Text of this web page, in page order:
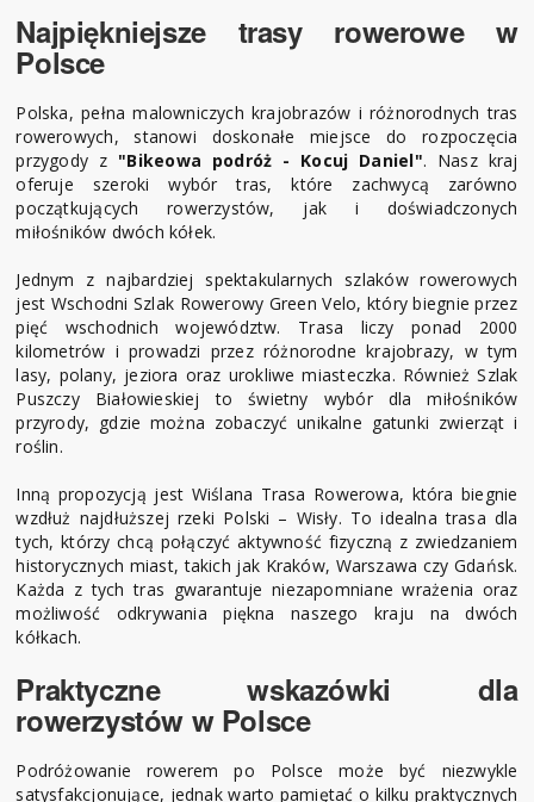
Najpiękniejsze trasy rowerowe w
Polsce
Polska, pełna malowniczych krajobrazów i różnorodnych tras
rowerowych, stanowi doskonałe miejsce do rozpoczęcia
przygody z "Bikeowa podróż - Kocuj Daniel". Nasz kraj
oferuje szeroki wybór tras, które zachwycą zarówno
początkujących rowerzystów, jak i doświadczonych
miłośników dwóch kółek.
Jednym z najbardziej spektakularnych szlaków rowerowych
jest Wschodni Szlak Rowerowy Green Velo, który biegnie przez
pięć wschodnich województw. Trasa liczy ponad 2000
kilometrów i prowadzi przez różnorodne krajobrazy, w tym
lasy, polany, jeziora oraz urokliwe miasteczka. Również Szlak
Puszczy Białowieskiej to świetny wybór dla miłośników
przyrody, gdzie można zobaczyć unikalne gatunki zwierząt i
roślin.
Inną propozycją jest Wiślana Trasa Rowerowa, która biegnie
wzdłuż najdłuższej rzeki Polski – Wisły. To idealna trasa dla
tych, którzy chcą połączyć aktywność fizyczną z zwiedzaniem
historycznych miast, takich jak Kraków, Warszawa czy Gdańsk.
Każda z tych tras gwarantuje niezapomniane wrażenia oraz
możliwość odkrywania piękna naszego kraju na dwóch
kółkach.
Praktyczne wskazówki dla
rowerzystów w Polsce
Podróżowanie rowerem po Polsce może być niezwykle
satysfakcjonujące, jednak warto pamiętać o kilku praktycznych